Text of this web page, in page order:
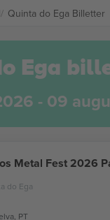
Quinta do Ega Billetter
Log ind
Ega
- 09
Metal Fest 2026
do Ega
PT